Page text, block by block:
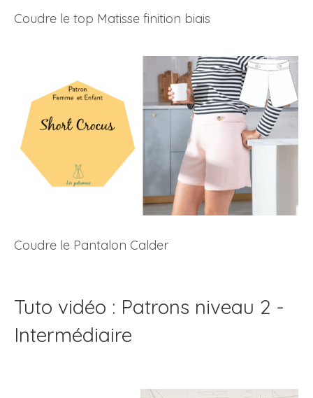
Coudre le top Matisse finition biais
Coudre le Pantalon Calder
Tuto vidéo : Patrons niveau 2 -
Intermédiaire